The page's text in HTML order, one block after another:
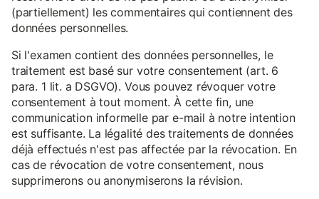
(partiellement) les commentaires qui contiennent des
données personnelles.
Si l'examen contient des données personnelles, le
traitement est basé sur votre consentement (art. 6
para. 1 lit. a DSGVO). Vous pouvez révoquer votre
consentement à tout moment. À cette fin, une
communication informelle par e-mail à notre intention
est suffisante. La légalité des traitements de données
déjà effectués n'est pas affectée par la révocation. En
cas de révocation de votre consentement, nous
supprimerons ou anonymiserons la révision.